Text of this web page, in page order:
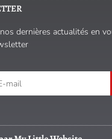
dernières actualités en